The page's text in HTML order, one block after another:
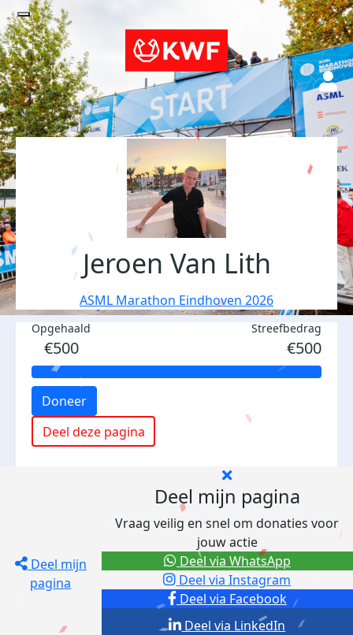
Jeroen Van Lith
ASML Marathon Eindhoven 2026
Opgehaald
€500
Streefbedrag
€500
Doneer
Deel deze pagina
Deel mijn
pagina
Deel mijn pagina
Vraag veilig en snel om donaties voor
jouw actie
Deel via Facebook
Deel via Instagram
Deel via LinkedIn
Deel via WhatsApp